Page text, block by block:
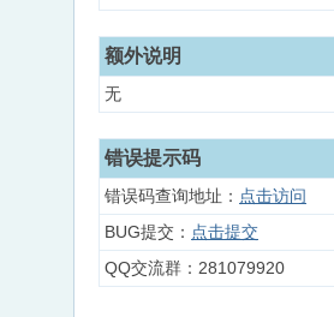
额外说明
无
错误提示码
错误码查询地址： 点击访问
BUG提交： 点击提交
QQ交流群：281079920